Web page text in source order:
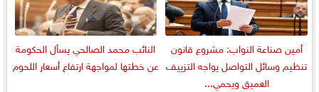
أمين صناعة النواب: مشروع قانون
تنظيم وسائل التواصل يواجه التزييف
العميق ويحمي...
النائب محمد الصالحي يسأل الحكومة
عن خطتها لمواجهة ارتفاع أسعار اللحوم